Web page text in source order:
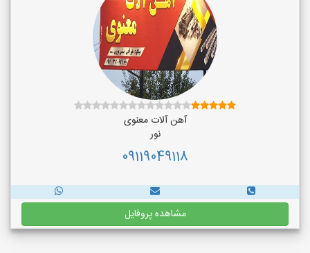
آهن آلات معنوی
نور
09119049118
مشاهده پروفایل